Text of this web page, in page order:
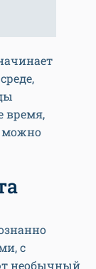
время,
можно
с
необычный